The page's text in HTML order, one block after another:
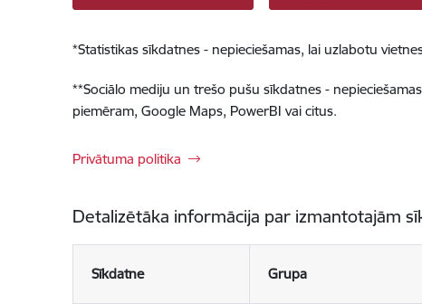
*Statistikas sīkdatnes - nepieciešamas, lai uzlabotu
**Sociālo mediju un trešo pušu sīkdatnes -
piemēram, Google Maps, PowerBI vai citus.
Privātuma politika
Detalizētāka informācija par izmantotajām
Sīkdatne Grupa